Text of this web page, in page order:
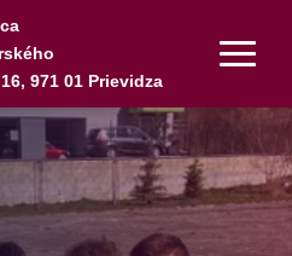
971 01 Prievidza